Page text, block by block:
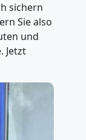
sichern
Sie also
und
Jetzt